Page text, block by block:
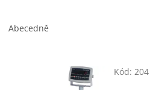
Abecedně
Kód: 204